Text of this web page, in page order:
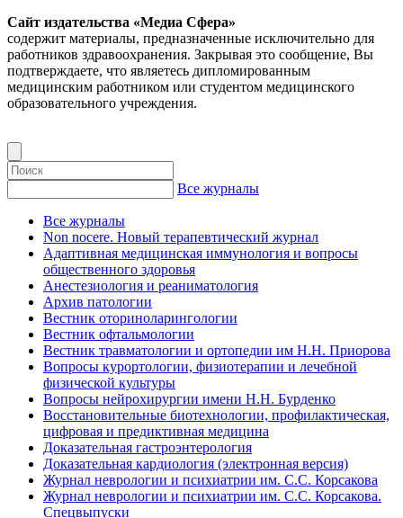
Сайт издательства «Медиа Сфера»
содержит материалы, предназначенные исключительно для
работников здравоохранения. Закрывая это сообщение, Вы
подтверждаете, что являетесь дипломированным
медицинским работником или студентом медицинского
образовательного учреждения.
Все журналы
Все журналы
Non nocere. Новый терапевтический журнал
Адаптивная медицинская иммунология и вопросы
общественного здоровья
Анестезиология и реаниматология
Архив патологии
Вестник оториноларингологии
Вестник офтальмологии
Вестник травматологии и ортопедии им Н.Н. Приорова
Вопросы курортологии, физиотерапии и лечебной
физической культуры
Вопросы нейрохирургии имени Н.Н. Бурденко
Восстановительные биотехнологии, профилактическая,
цифровая и предиктивная медицина
Доказательная гастроэнтерология
Доказательная кардиология (электронная версия)
Журнал неврологии и психиатрии им. С.С. Корсакова
Журнал неврологии и психиатрии им. С.С. Корсакова.
Спецвыпуски